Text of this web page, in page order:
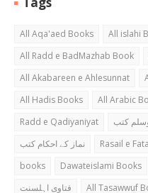
All Aqa'aed Books
All islahi
All Radd e BadMazhab Book
All Akabareen e Ahlesunnat
All Hadis Books
All Arabic
Radd e Qadiyaniyat
وسلم کتب
نماز کے احکام کتب
Rasail e
books
Dawateislami Books
فتاوی اہلسنت
All Tasawwuf